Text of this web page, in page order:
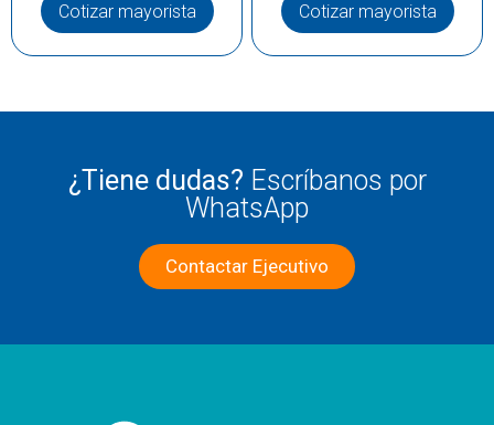
Cotizar mayorista Cotizar mayorista
¿Tiene dudas? Escríbanos por
WhatsApp
Contactar Ejecutivo